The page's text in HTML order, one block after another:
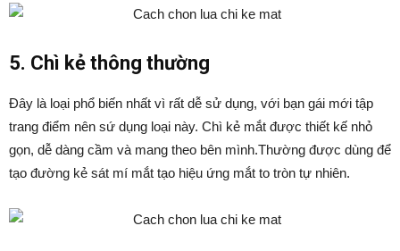
5. Chì kẻ thông thường
Đây là loại phổ biến nhất vì rất dễ sử dụng, với bạn gái mới tập
trang điểm nên sứ dụng loại này. Chì kẻ mắt được thiết kế nhỏ
gọn, dễ dàng cầm và mang theo bên mình.Thường được dùng để
tạo đường kẻ sát mí mắt tạo hiệu ứng mắt to tròn tự nhiên.